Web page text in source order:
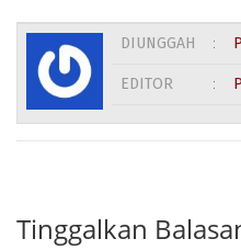
DIUNGGAH :
EDITOR :
Tinggalkan